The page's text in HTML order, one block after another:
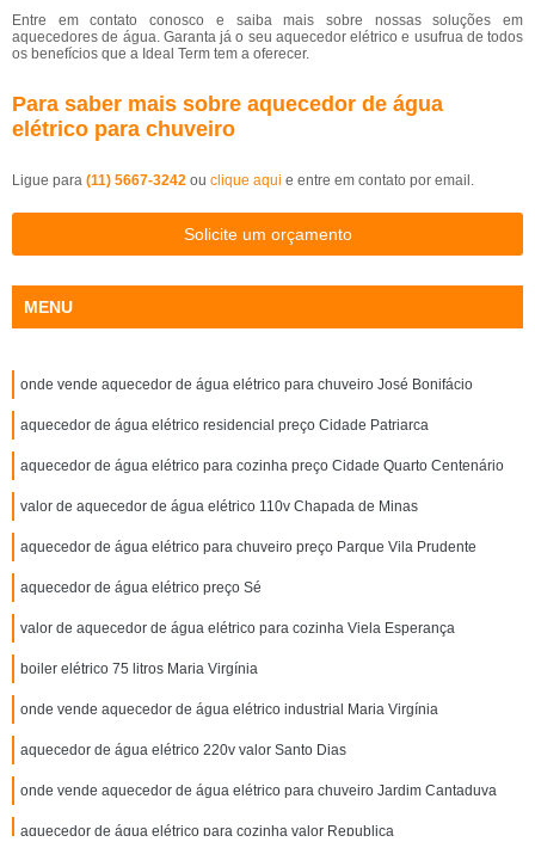
Entre em contato conosco e saiba mais sobre nossas soluções em
aquecedores de água. Garanta já o seu aquecedor elétrico e usufrua de todos
os benefícios que a Ideal Term tem a oferecer.
Para saber mais sobre aquecedor de água
elétrico para chuveiro
Ligue para (11) 5667-3242 ou clique aqui e entre em contato por email.
Solicite um orçamento
MENU
onde vende aquecedor de água elétrico para chuveiro José Bonifácio
aquecedor de água elétrico residencial preço Cidade Patriarca
aquecedor de água elétrico para cozinha preço Cidade Quarto Centenário
valor de aquecedor de água elétrico 110v Chapada de Minas
aquecedor de água elétrico para chuveiro preço Parque Vila Prudente
aquecedor de água elétrico preço Sé
valor de aquecedor de água elétrico para cozinha Viela Esperança
boiler elétrico 75 litros Maria Virgínia
onde vende aquecedor de água elétrico industrial Maria Virgínia
aquecedor de água elétrico 220v valor Santo Dias
onde vende aquecedor de água elétrico para chuveiro Jardim Cantaduva
aquecedor de água elétrico para cozinha valor Republica